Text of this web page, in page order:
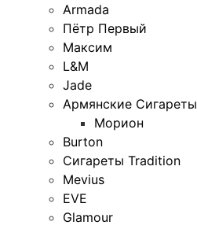
Armada
Пётр Первый
Максим
L&M
Jade
Армянские Сигареты
Морион
Burton
Сигареты Tradition
Mevius
EVE
Glamour